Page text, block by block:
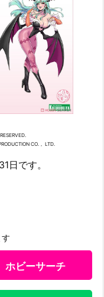
CO.， LTD.
日です。
ホビーサーチ